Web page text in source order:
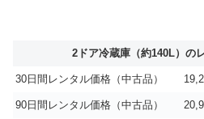
2ドア冷蔵庫（約140L）の
30日間レンタル価格（中古品）
90日間レンタル価格（中古品）